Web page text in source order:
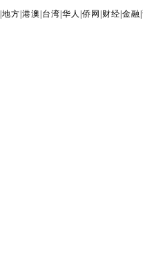
|地方 |港澳 台湾 |华人 |侨网 财经 |金融 |